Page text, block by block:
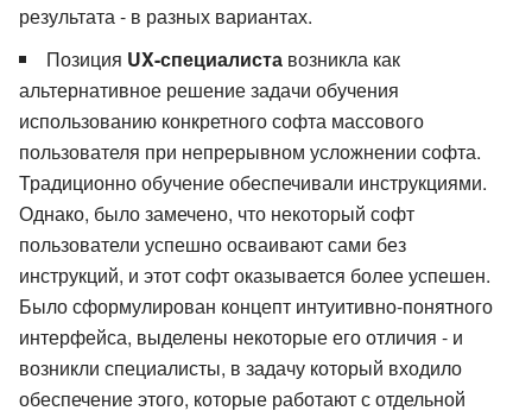
результата - в разных вариантах.
Позиция UX-специалиста возникла как
альтернативное решение задачи обучения
использованию конкретного софта массового
пользователя при непрерывном усложнении софта.
Традиционно обучение обеспечивали инструкциями.
Однако, было замечено, что некоторый софт
пользователи успешно осваивают сами без
инструкций, и этот софт оказывается более успешен.
Было сформулирован концепт интуитивно-понятного
интерфейса, выделены некоторые его отличия - и
возникли специалисты, в задачу который входило
обеспечение этого, которые работают с отдельной